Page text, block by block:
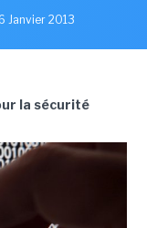
Janvier 2013
la sécurité